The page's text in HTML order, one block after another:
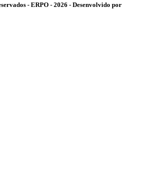
- ERPO - 2026 - Desenvolvido por